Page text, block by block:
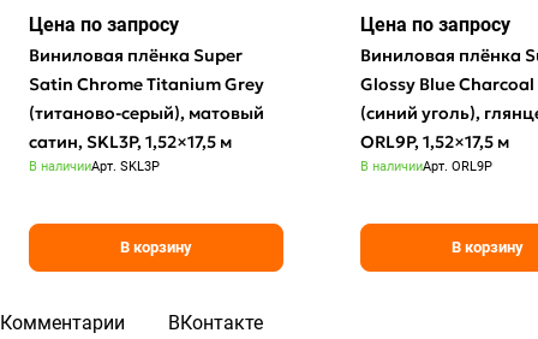
Цена по запросу
Виниловая плёнка Super
Satin Chrome Titanium Grey
(титаново-серый), матовый
сатин, SKL3P, 1,52×17,5 м
В наличииАрт. SKL3P
В корзину
Цена по запросу
Виниловая плёнка
Glossy Blue Charcoal
(синий уголь),
ORL9P, 1,52×17,5 м
В наличииАрт. ORL9P
В корзину
Комментарии ВКонтакте